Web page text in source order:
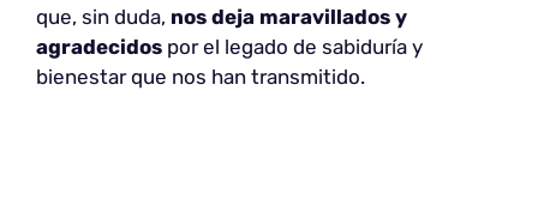
que, sin duda, nos deja maravillados y
agradecidos por el legado de sabiduría y
bienestar que nos han transmitido.